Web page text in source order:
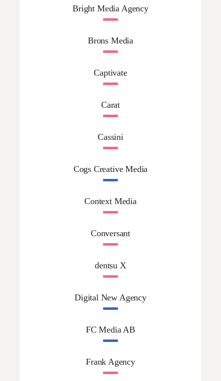
Bright Media Agency
Brons Media
Captivate
Carat
Cassini
Cogs Creative Media
Context Media
Conversant
dentsu X
Digital New Agency
FC Media AB
Frank Agency